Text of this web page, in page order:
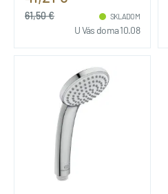
61,50 € SKLADOM
U Vás doma 10.08